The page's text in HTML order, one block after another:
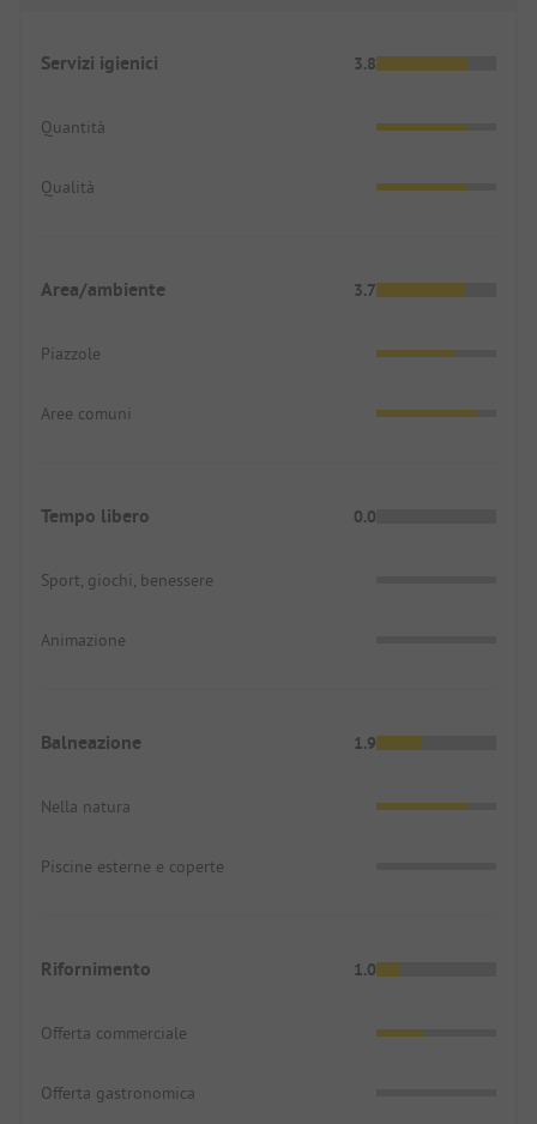
Servizi igienici 3.8
Quantità
Qualità
Area/ambiente 3.7
Piazzole
Aree comuni
Tempo libero 0.0
Sport, giochi, benessere
Animazione
Balneazione 1.9
Nella natura
Piscine esterne e coperte
Rifornimento 1.0
Offerta commerciale
Offerta gastronomica